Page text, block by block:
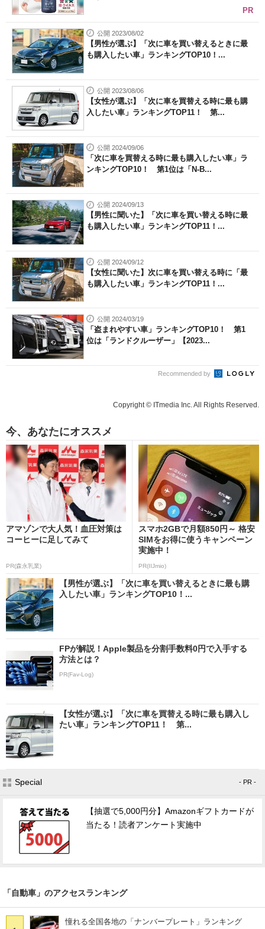
PR
公開 2023/08/02
【男性が選ぶ】「次に車を買い替えるときに最
も購入したい車」ランキングTOP10！...
公開 2023/08/06
【女性が選ぶ】「次に車を買替える時に最も購
入したい車」ランキングTOP11！ 第...
公開 2024/09/06
「次に車を買替える時に最も購入したい車」ラ
ンキングTOP10！ 第1位は「N-B...
公開 2024/09/13
【男性に聞いた】「次に車を買い替える時に最
も購入したい車」ランキングTOP11！...
公開 2024/09/12
【女性に聞いた】次に車を買い替える時に「最
も購入したい車」ランキングTOP11！...
公開 2024/03/19
「盗まれやすい車」ランキングTOP10！ 第1
位は「ランドクルーザー」【2023...
Recommended by
Copyright © ITmedia Inc. All Rights Reserved.
今、あなたにオススメ
アマゾンで大人気！血圧対策は
コーヒーに足してみて
PR(森永乳業)
スマホ2GBで月額850円～ 格安
SIMをお得に使うキャンペーン
実施中！
PR(IIJmio)
【男性が選ぶ】「次に車を買い替えるときに最も購
入したい車」ランキングTOP10！...
FPが解説！Apple製品を分割手数料0円で入手する
方法とは？
PR(Fav-Log)
【女性が選ぶ】「次に車を買替える時に最も購入し
たい車」ランキングTOP11！ 第...
Special - PR -
【抽選で5,000円分】Amazonギフトカードが
当たる！読者アンケート実施中
「自動車」のアクセスランキング
憧れる全国各地の「ナンバープレート」ランキング